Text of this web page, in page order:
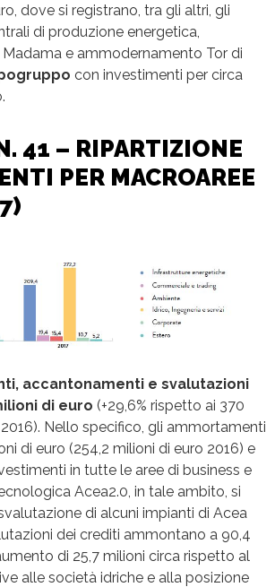
dove si registrano, tra gli altri, gli
di produzione energetica,
e ammodernamento Tor di
con investimenti per circa
41 – RIPARTIZIONE
PER MACROAREE
accantonamenti e svalutazioni
di euro (+29,6% rispetto ai 370
Nello specifico, gli ammortamenti
di euro (254,2 milioni di euro 2016) e
in tutte le aree di business e
Acea2.0, in tale ambito, si
di alcuni impianti di Acea
dei crediti ammontano a 90,4
di 25,7 milioni circa rispetto al
alle società idriche e alla posizione